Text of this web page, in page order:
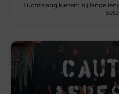
Luchtslang kiezen: bij lange